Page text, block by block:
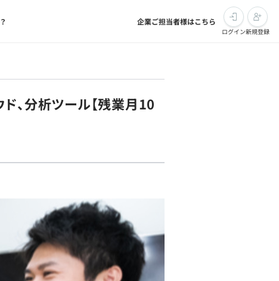
企業ご担当者様はこちら
ログイン新規登録
、分析ツール【残業月10